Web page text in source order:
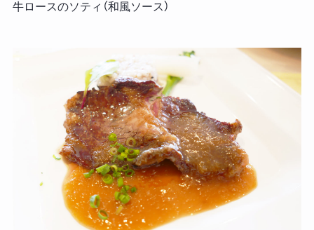
牛ロースのソティ（和風ソース）